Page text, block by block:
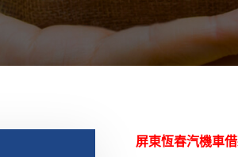
屏東恆春汽機車